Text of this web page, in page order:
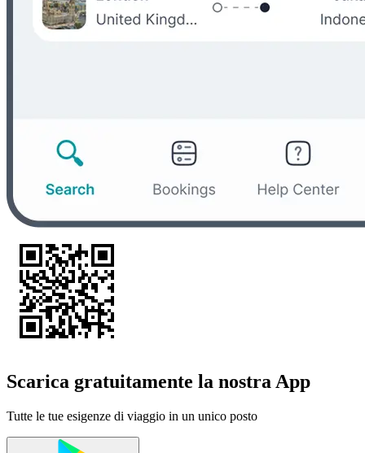
Scarica gratuitamente la nostra App
Tutte le tue esigenze di viaggio in un unico posto